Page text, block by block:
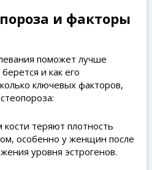
и факторы
поможет лучше
и как его
ключевых факторов,
кости теряют плотность
особенно у женщин после
уровня эстрогенов.